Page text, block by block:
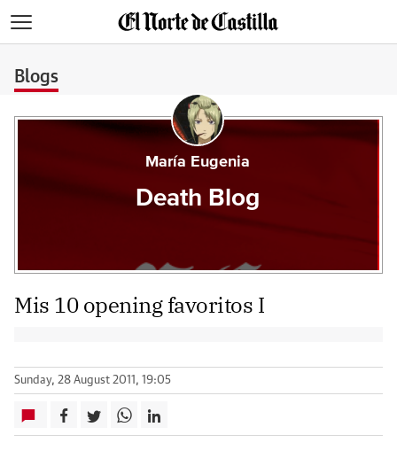
Blogs
María Eugenia
Death Blog
Mis 10 opening favoritos I
Sunday, 28 August 2011, 19:05